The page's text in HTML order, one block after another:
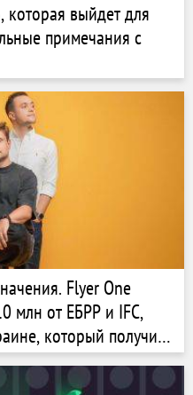
которая выйдет для
примечания с
Flyer One
млн от ЕБРР и IFC,
который получил
Как ему это удалось?